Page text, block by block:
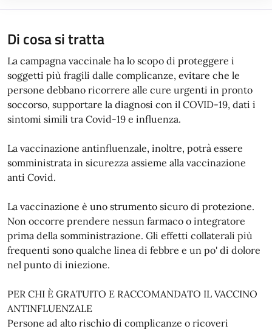
Di cosa si tratta
La campagna vaccinale ha lo scopo di proteggere i
soggetti più fragili dalle complicanze, evitare che le
persone debbano ricorrere alle cure urgenti in pronto
soccorso, supportare la diagnosi con il COVID-19, dati i
sintomi simili tra Covid-19 e influenza.
La vaccinazione antinfluenzale, inoltre, potrà essere
somministrata in sicurezza assieme alla vaccinazione
anti Covid.
La vaccinazione è uno strumento sicuro di protezione.
Non occorre prendere nessun farmaco o integratore
prima della somministrazione. Gli effetti collaterali più
frequenti sono qualche linea di febbre e un po' di dolore
nel punto di iniezione.
PER CHI È GRATUITO E RACCOMANDATO IL VACCINO
ANTINFLUENZALE
Persone ad alto rischio di complicanze o ricoveri